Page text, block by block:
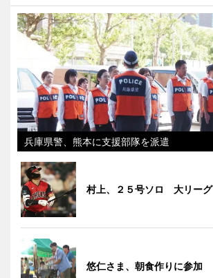
兵庫県警、熊本に支援部隊を派遣
村上、２５号ソロ 大リーグ
悠仁さま、朝食作りに参加